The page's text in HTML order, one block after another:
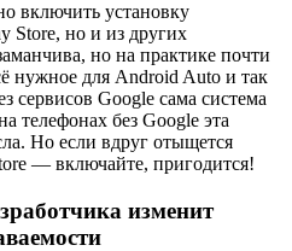
включить установку
Store, но и из других
но на практике почти
нужное для Android Auto и так
сервисов Google сама система
телефонах без Google эта
Но если вдруг отыщется
— включайте, пригодится!
изменит